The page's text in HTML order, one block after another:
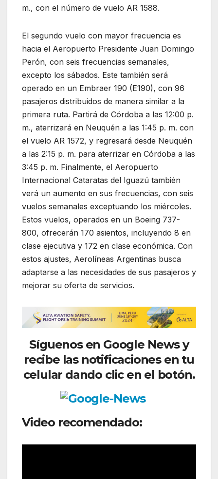
m., con el número de vuelo AR 1588.
El segundo vuelo con mayor frecuencia es
hacia el Aeropuerto Presidente Juan Domingo
Perón, con seis frecuencias semanales,
excepto los sábados. Este también será
operado en un Embraer 190 (E190), con 96
pasajeros distribuidos de manera similar a la
primera ruta. Partirá de Córdoba a las 12:00 p.
m., aterrizará en Neuquén a las 1:45 p. m. con
el vuelo AR 1572, y regresará desde Neuquén
a las 2:15 p. m. para aterrizar en Córdoba a las
3:45 p. m. Finalmente, el Aeropuerto
Internacional Cataratas del Iguazú también
verá un aumento en sus frecuencias, con seis
vuelos semanales exceptuando los miércoles.
Estos vuelos, operados en un Boeing 737-
800, ofrecerán 170 asientos, incluyendo 8 en
clase ejecutiva y 172 en clase económica. Con
estos ajustes, Aerolíneas Argentinas busca
adaptarse a las necesidades de sus pasajeros y
mejorar su oferta de servicios.
Síguenos en Google News y
recibe las notificaciones en tu
celular dando clic en el botón.
Video recomendado: